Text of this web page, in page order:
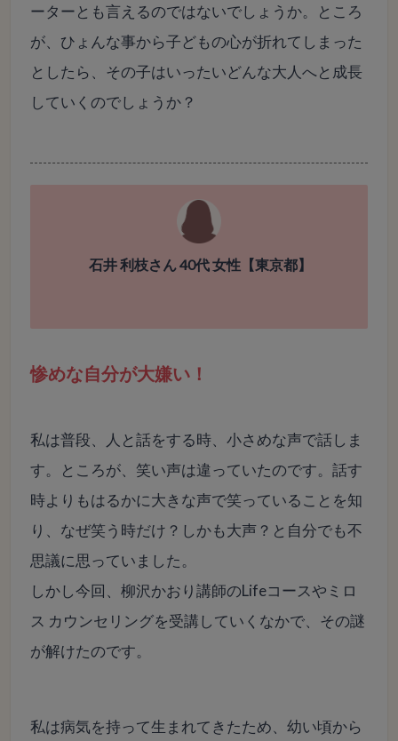
ーターとも言えるのではないでしょうか。ところ
が、ひょんな事から子どもの心が折れてしまった
としたら、その子はいったいどんな大人へと成長
していくのでしょうか？
石井 利枝さん 40代 女性【東京都】
惨めな自分が大嫌い！
私は普段、人と話をする時、小さめな声で話しま
す。ところが、笑い声は違っていたのです。話す
時よりもはるかに大きな声で笑っていることを知
り、なぜ笑う時だけ？しかも大声？と自分でも不
思議に思っていました。
しかし今回、柳沢かおり講師のLifeコースやミロ
ス カウンセリングを受講していくなかで、その謎
が解けたのです。
私は病気を持って生まれてきたため、幼い頃から